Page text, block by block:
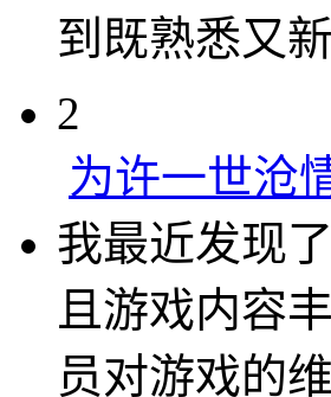
到既熟悉又
2
为许一世沧
我最近发现
且游戏内容
员对游戏的